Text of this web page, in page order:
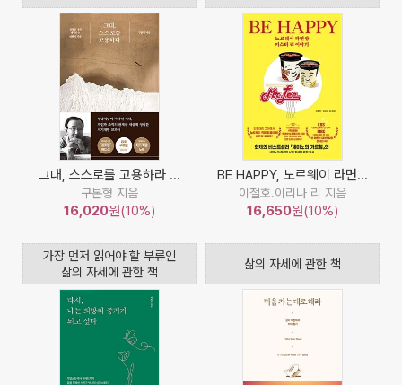
그대, 스스로를 고용하라 ...
구본형 지음
16,020원(10%)
BE HAPPY, 노르웨이 라면...
이철호.이리나 리 지음
16,650원(10%)
가장 먼저 읽어야 할 부류인
삶의 자세에 관한 책
삶의 자세에 관한 책